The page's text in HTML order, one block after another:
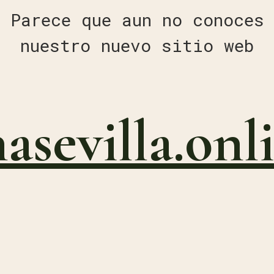
Parece que aun no conoces
nuestro nuevo sitio web